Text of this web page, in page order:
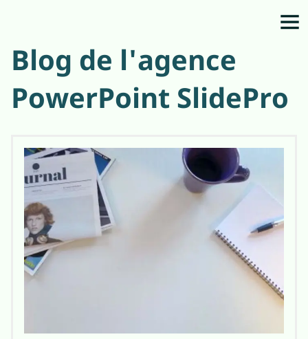
Blog de l'agence
PowerPoint SlidePro